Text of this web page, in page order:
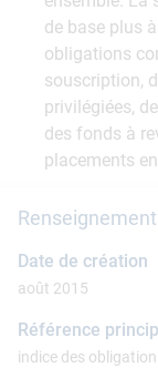
de base plus
obligations
souscription,
privilégiées,
des fonds à
placements
Date de création
août 2015
Référence
indice des